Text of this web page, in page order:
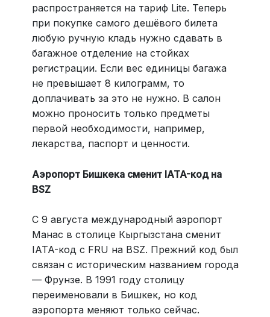
распространяется на тариф Lite. Теперь
при покупке самого дешёвого билета
любую ручную кладь нужно сдавать в
багажное отделение на стойках
регистрации. Если вес единицы багажа
не превышает 8 килограмм, то
доплачивать за это не нужно. В салон
можно проносить только предметы
первой необходимости, например,
лекарства, паспорт и ценности.
Аэропорт Бишкека сменит IATA-код на
BSZ
С 9 августа международный аэропорт
Манас в столице Кыргызстана сменит
IATA-код с FRU на BSZ. Прежний код был
связан с историческим названием города
— Фрунзе. В 1991 году столицу
переименовали в Бишкек, но код
аэропорта меняют только сейчас.